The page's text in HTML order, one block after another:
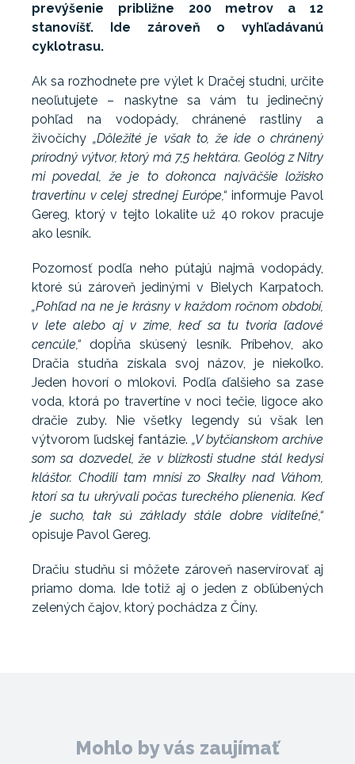
prevýšenie približne 200 metrov a 12
stanovíšť. Ide zároveň o vyhľadávanú
cyklotrasu.
Ak sa rozhodnete pre výlet k Dračej studni, určite
neoľutujete – naskytne sa vám tu jedinečný
pohľad na vodopády, chránené rastliny a
živočíchy „Dôležité je však to, že ide o chránený
prírodný výtvor, ktorý má 7,5 hektára. Geológ z Nitry
mi povedal, že je to dokonca najväčšie ložisko
travertínu v celej strednej Európe,“ informuje Pavol
Gereg, ktorý v tejto lokalite už 40 rokov pracuje
ako lesník.
Pozornosť podľa neho pútajú najmä vodopády,
ktoré sú zároveň jedinými v Bielych Karpatoch.
„Pohľad na ne je krásny v každom ročnom období,
v lete alebo aj v zime, keď sa tu tvoria ľadové
cencúle,“ dopĺňa skúsený lesník. Príbehov, ako
Dračia studňa získala svoj názov, je niekoľko.
Jeden hovorí o mlokovi. Podľa ďalšieho sa zase
voda, ktorá po travertíne v noci tečie, ligoce ako
dračie zuby. Nie všetky legendy sú však len
výtvorom ľudskej fantázie. „V bytčianskom archíve
som sa dozvedel, že v blízkosti studne stál kedysi
kláštor. Chodili tam mnísi zo Skalky nad Váhom,
ktorí sa tu ukrývali počas tureckého plienenia. Keď
je sucho, tak sú základy stále dobre viditeľné,“
opisuje Pavol Gereg.
Dračiu studňu si môžete zároveň naservírovať aj
priamo doma. Ide totiž aj o jeden z obľúbených
zelených čajov, ktorý pochádza z Číny.
Mohlo by vás zaujímať